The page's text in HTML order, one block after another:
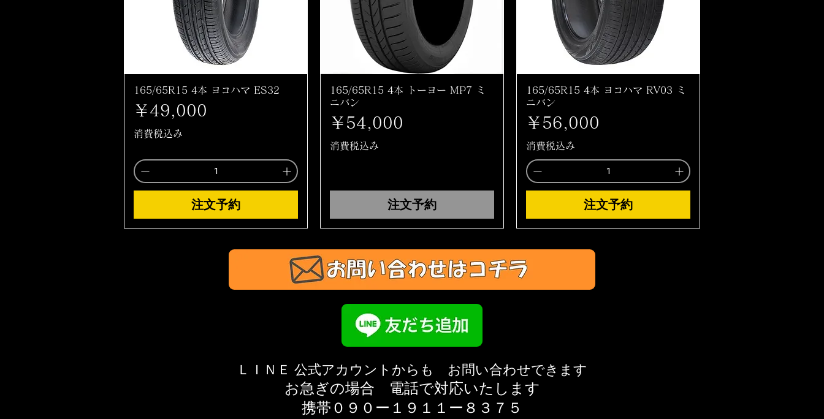
165/65R15 4本 ヨコハマ ES32
価格
￥49,000
消費税込み
注文予約
165/65R15 4本 トーヨー MP7 ミ
ニバン
価格
￥54,000
消費税込み
注文予約
165/65R15 4本 ヨコハマ RV03 ミ
ニバン
価格
￥56,000
消費税込み
注文予約
ＬＩＮＥ 公式アカウントからも お問い合わせできます
お急ぎの場合 電話で対応いたします
携帯０９０ー１９１１ー８３７５